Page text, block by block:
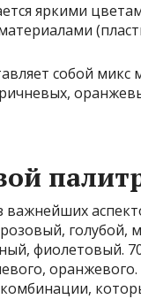
яркими
собой
голубой,
фиолетовый.